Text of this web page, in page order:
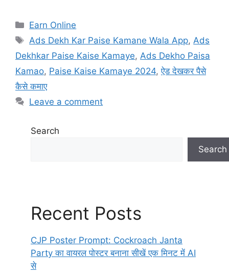
c
e
b
o
o
k
at
s
A
p
gr
a
m
e
Categories
Earn Online
Tags
Ads Dekh Kar Paise Kamane Wala App,Ads
Dekhkar Paise Kaise Kamaye, Ads Dekho Paisa
Kamao, Paise Kaise Kamaye 2024,ऐड देखकर पैसे
कैसे कमाए
Leave a comment
Search
Search
Recent Posts
CJP Poster Prompt: Cockroach Janta
Party का वायरल पोस्टर बनाना सीखें एक मिनट में AI
से